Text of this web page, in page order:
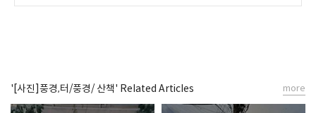
'[사진]풍경,터/풍경/ 산책' Related Articles more